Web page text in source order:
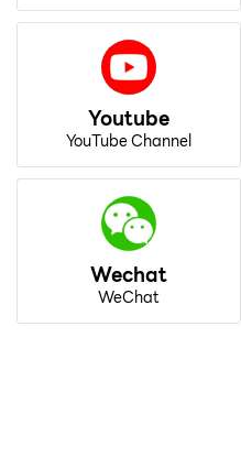
Youtube
YouTube Channel
Wechat
WeChat